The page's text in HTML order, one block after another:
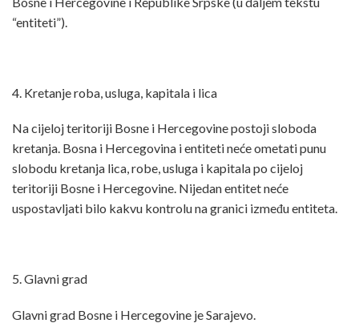
“entiteti”).
4. Kretanje roba, usluga, kapitala i lica
Na cijeloj teritoriji Bosne i Hercegovine postoji sloboda
kretanja. Bosna i Hercegovina i entiteti neće ometati punu
slobodu kretanja lica, robe, usluga i kapitala po cijeloj
teritoriji Bosne i Hercegovine. Nijedan entitet neće
uspostavljati bilo kakvu kontrolu na granici između entiteta.
5. Glavni grad
Glavni grad Bosne i Hercegovine je Sarajevo.